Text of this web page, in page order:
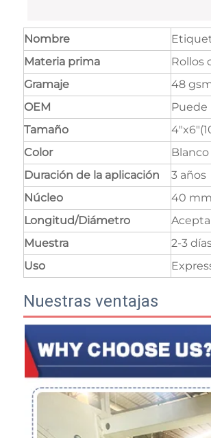
Nombre
Materia prima
Rollos
Gramaje
48
OEM
Puede
Tamaño
Color
Duración de la aplicación
3 años
Núcleo
40
Longitud/Diámetro
Muestra
2-3
Uso
Nuestras ventajas